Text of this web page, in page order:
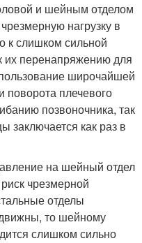
и шейным отделом
нагрузку в
к слишком сильной
перенапряжению для
широчайшей
плечевого
позвоночника, так
заключается как раз в
на шейный отдел
чрезмерной
отделы
то шейному
слишком сильно